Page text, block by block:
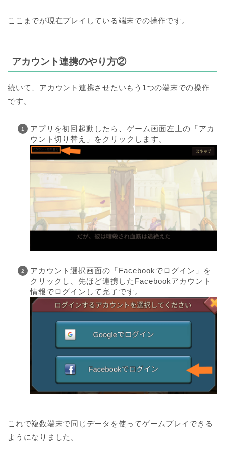
ここまでが現在プレイしている端末での操作です。
アカウント連携のやり方②
続いて、アカウント連携させたいもう1つの端末での操作
です。
アプリを初回起動したら、ゲーム画面左上の「アカ
ウント切り替え」をクリックします。
アカウント選択画面の「Facebookでログイン」を
クリックし、先ほど連携したFacebookアカウント
情報でログインして完了です。
これで複数端末で同じデータを使ってゲームプレイできる
ようになりました。